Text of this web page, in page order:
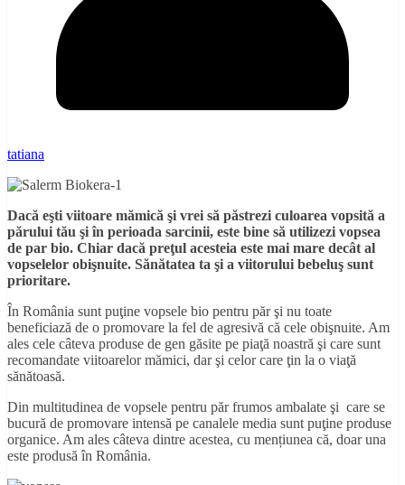
tatiana
Dacă eşti viitoare mămică şi vrei să păstrezi culoarea vopsită a
părului tău şi în perioada sarcinii, este bine să utilizezi vopsea
de par bio. Chiar dacă preţul acesteia este mai mare decât al
vopselelor obişnuite. Sănătatea ta şi a viitorului bebeluş sunt
prioritare.
În România sunt puţine vopsele bio pentru păr şi nu toate
beneficiază de o promovare la fel de agresivă că cele obişnuite. Am
ales cele câteva produse de gen găsite pe piaţă noastră şi care sunt
recomandate viitoarelor mămici, dar şi celor care ţin la o viaţă
sănătoasă.
Din multitudinea de vopsele pentru păr frumos ambalate şi care se
bucură de promovare intensă pe canalele media sunt puţine produse
organice. Am ales câteva dintre acestea, cu mențiunea că, doar una
este produsă în România.